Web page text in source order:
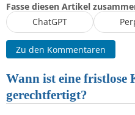
Fasse diesen Artikel
ChatGPT
Zu den Kommentaren
Wann ist eine fristlose
gerechtfertigt?